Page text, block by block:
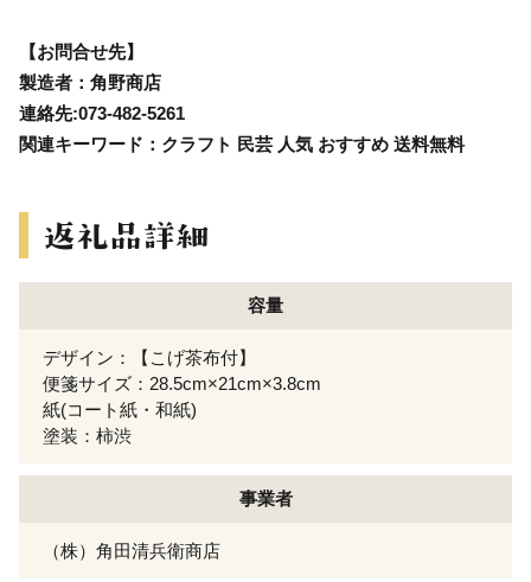
【お問合せ先】
製造者：角野商店
連絡先:073-482-5261
関連キーワード：クラフト 民芸 人気 おすすめ 送料無料
容量
デザイン：【こげ茶布付】
便箋サイズ：28.5cm×21cm×3.8cm
紙(コート紙・和紙)
塗装：柿渋
事業者
（株）角田清兵衛商店